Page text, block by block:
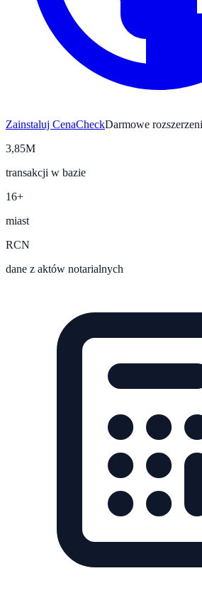
Zainstaluj CenaCheckDarmowe
3,85M
transakcji w bazie
16+
miast
RCN
dane z aktów notarialnych